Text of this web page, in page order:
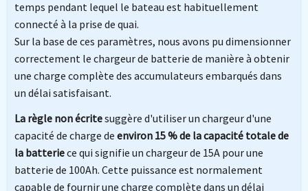
temps pendant lequel le bateau est habituellement
connecté à la prise de quai.
Sur la base de ces paramètres, nous avons pu dimensionner
correctement le chargeur de batterie de manière à obtenir
une charge complète des accumulateurs embarqués dans
un délai satisfaisant.
La règle non écritesuggère d'utiliser un chargeur d'une
capacité de charge de environ 15 % de la capacité totale de
la batteriece qui signifie un chargeur de 15A pour une
batterie de 100Ah. Cette puissance est normalement
capable de fournir une charge complète dans un délai